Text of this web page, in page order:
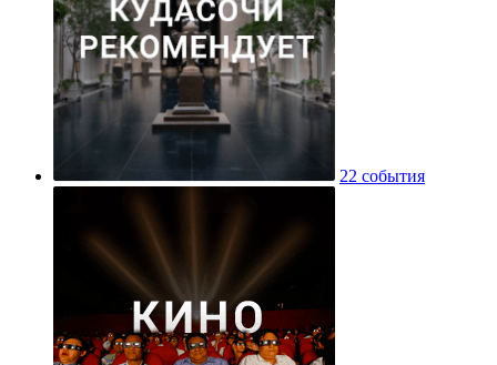
22 события